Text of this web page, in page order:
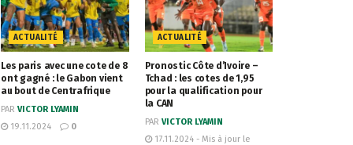
ACTUALITÉ
Les paris avec une cote de 8
ont gagné : le Gabon vient
au bout de Centrafrique
PAR VICTOR LYAMIN
19.11.2024
0
ACTUALITÉ
Pronostic Côte d’Ivoire –
Tchad : les cotes de 1,95
pour la qualification pour
la CAN
PAR VICTOR LYAMIN
17.11.2024 - Mis à jour le